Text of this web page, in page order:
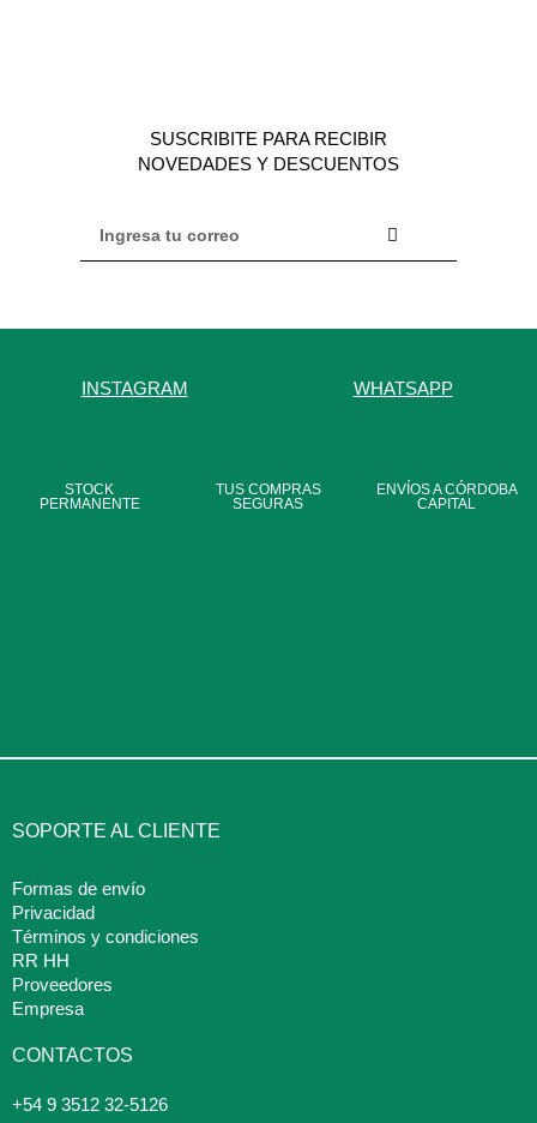
SUSCRIBITE PARA RECIBIR
NOVEDADES Y DESCUENTOS
INSTAGRAM WHATSAPP
STOCK
PERMANENTE
TUS COMPRAS
SEGURAS
ENVÍOS A CÓRDOBA
CAPITAL
SOPORTE AL CLIENTE
Formas de envío
Privacidad
Términos y condiciones
RR HH
Proveedores
Empresa
CONTACTOS
+54 9 3512 32-5126